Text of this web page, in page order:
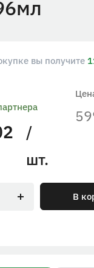
вы получите
/
шт.
В